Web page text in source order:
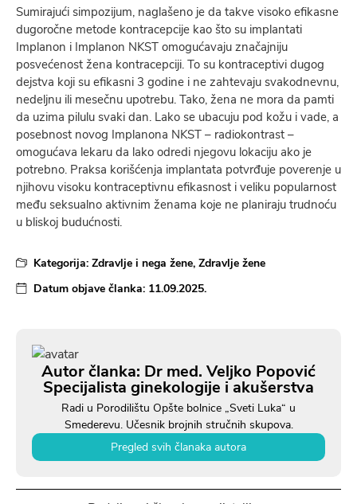
Sumirajući simpozijum, naglašeno je da takve visoko efikasne
dugoročne metode kontracepcije kao što su implantati
Implanon i Implanon NKST omogućavaju značajniju
posvećenost žena kontracepciji. To su kontraceptivi dugog
dejstva koji su efikasni 3 godine i ne zahtevaju svakodnevnu,
nedeljnu ili mesečnu upotrebu. Tako, žena ne mora da pamti
da uzima pilulu svaki dan. Lako se ubacuju pod kožu i vade, a
posebnost novog Implanona NKST – radiokontrast –
omogućava lekaru da lako odredi njegovu lokaciju ako je
potrebno. Praksa korišćenja implantata potvrđuje poverenje u
njihovu visoku kontraceptivnu efikasnost i veliku popularnost
među seksualno aktivnim ženama koje ne planiraju trudnoću
u bliskoj budućnosti.
Kategorija: Zdravlje i nega žene, Zdravlje žene
Datum objave članka: 11.09.2025.
Autor članka: Dr med. Veljko Popović
Specijalista ginekologije i akušerstva
Radi u Porodilištu Opšte bolnice „Sveti Luka“ u
Smederevu. Učesnik brojnih stručnih skupova.
Pregled svih članaka autora